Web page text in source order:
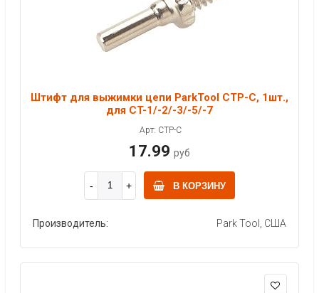
Штифт для выжимки цепи ParkTool CTP-C, 1шт.,
для CT-1/-2/-3/-5/-7
Арт: CTP-C
17.99 руб
В КОРЗИНУ
Производитель: Park Tool, США